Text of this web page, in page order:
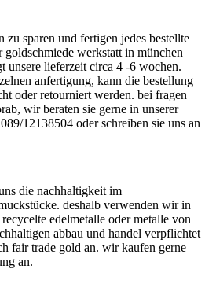
zu sparen und fertigen jedes bestellte
goldschmiede werkstatt in münchen
unsere lieferzeit circa 4 -6 wochen.
anfertigung, kann die bestellung
oder retourniert werden. bei fragen
wir beraten sie gerne in unserer
12138504 oder schreiben sie uns an
die nachhaltigkeit im
deshalb verwenden wir in
edelmetalle oder metalle von
abbau und handel verpflichtet
fair trade gold an. wir kaufen gerne
an.